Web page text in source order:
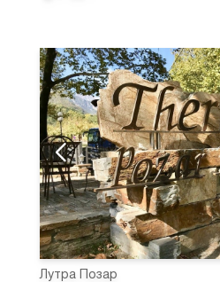
Лутра Позар